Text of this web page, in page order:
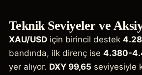
Teknik Seviyeler ve
XAU/USD için birincil destek
bandında, ilk direnç ise 4.380-
yer alıyor. DXY 99,65 seviyesiyle